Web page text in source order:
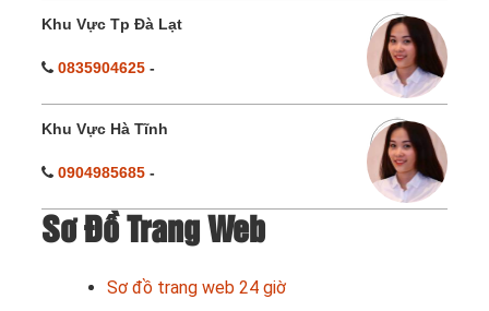
Khu Vực Tp Đà Lạt
0835904625 -
Khu Vực Hà Tĩnh
0904985685 -
Sơ Đồ Trang Web
Sơ đồ trang web 24 giờ